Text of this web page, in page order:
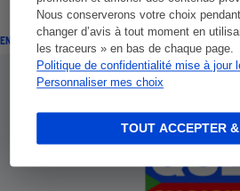
Nous conserverons votre choix
changer d’avis à tout moment en
les traceurs » en bas de chaque page.
Politique de confidentialité mise à jour
Personnaliser mes choix
TOUT ACCEPTER
ENQUÊTE